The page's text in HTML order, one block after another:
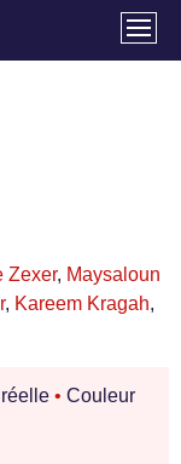
Zexer, Maysaloun
, Kareem Kragah,
• Couleur